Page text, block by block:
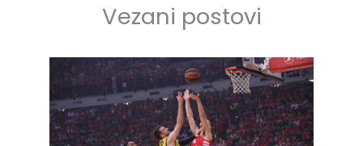
Vezani postovi